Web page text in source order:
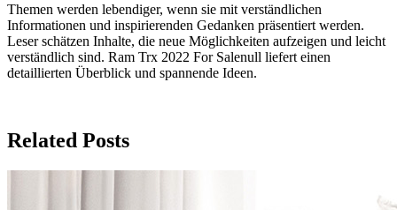
Themen werden lebendiger, wenn sie mit verständlichen
Informationen und inspirierenden Gedanken präsentiert werden.
Leser schätzen Inhalte, die neue Möglichkeiten aufzeigen und leicht
verständlich sind. Ram Trx 2022 For Salenull liefert einen
detaillierten Überblick und spannende Ideen.
Related Posts